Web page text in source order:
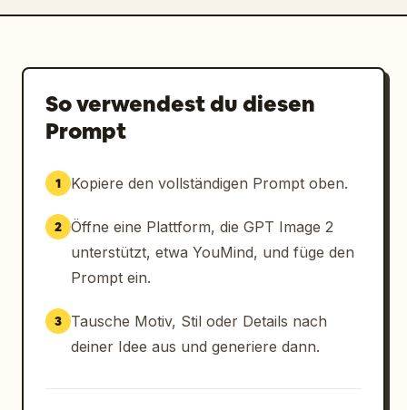
Augen. Platziere unten links den großen
japanischen Titel „星紡ぐレガシア“ mit dem
englischen Untertitel „— LEGACIA: Weave the
Stars —“ darunter. Füge unten rechts den
japanische Slogan-Zeile darunter hinzu. Füge
für soziale Medien oder Websites und rechts
eine winzige Copyright-Zeile ein. Rendere es
Werbeillustrationsstil mit leuchtender
Pastell-Fantasy-Atmosphäre, eleganter
Komposition, glatten Linien und Farben,
weichem Cel-Shading, zarter Stoffbewegung,
So verwendest du diesen
Prompt
1 Kopiere den vollständigen Prompt oben.
2 Öffne eine Plattform, die GPT Image 2
unterstützt, etwa YouMind, und füge den
Prompt ein.
3
Tausche Motiv, Stil oder Details nach
deiner Idee aus und generiere dann.